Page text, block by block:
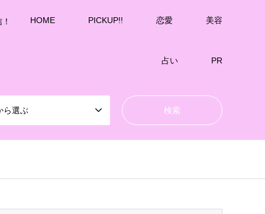
HOME PICKUP!! 恋愛 美容
占い PR
ら選ぶ